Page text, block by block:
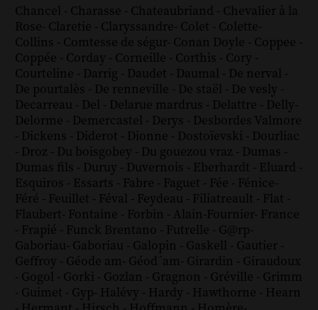
Chancel - Charasse - Chateaubriand - Chevalier à la
Rose- Claretie - Claryssandre- Colet - Colette-
Collins - Comtesse de ségur- Conan Doyle - Coppee -
Coppée - Corday - Corneille - Corthis - Cory -
Courteline - Darrig - Daudet - Daumal - De nerval -
De pourtalès - De renneville - De staël - De vesly -
Decarreau - Del - Delarue mardrus - Delattre - Delly-
Delorme - Demercastel - Derys - Desbordes Valmore
- Dickens - Diderot - Dionne - Dostoïevski - Dourliac
- Droz - Du boisgobey - Du gouezou vraz - Dumas -
Dumas fils - Duruy - Duvernois - Eberhardt - Eluard -
Esquiros - Essarts - Fabre - Faguet - Fée - Fénice-
Féré - Feuillet - Féval - Feydeau - Filiatreault - Flat -
Flaubert- Fontaine - Forbin - Alain-Fournier- France
- Frapié - Funck Brentano - Futrelle - G@rp-
Gaboriau- Gaboriau - Galopin - Gaskell - Gautier -
Geffroy - Géode am- Géod´am- Girardin - Giraudoux
- Gogol - Gorki - Gozlan - Gragnon - Gréville - Grimm
- Guimet - Gyp- Halévy - Hardy - Hawthorne - Hearn